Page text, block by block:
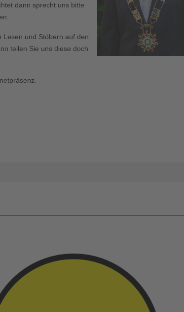
dann sprecht uns bitte
Lesen und Stöbern auf den
teilen Sie uns diese doch